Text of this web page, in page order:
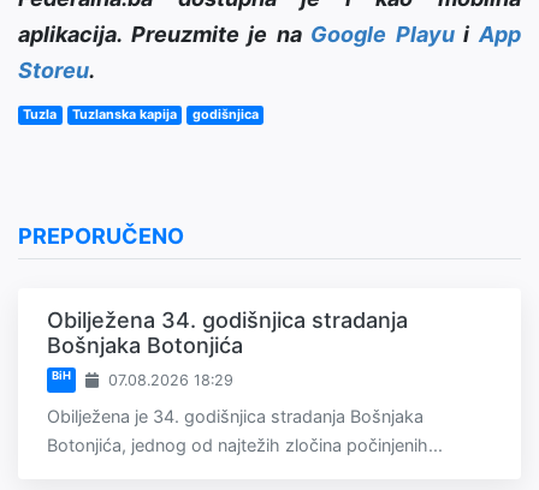
aplikacija. Preuzmite je na Google PlayuiApp
Storeu.
Tuzla Tuzlanska kapija godišnjica
PREPORUČENO
Obilježena 34. godišnjica stradanja
Bošnjaka Botonjića
BiH 07.08.2026 18:29
Obilježena je 34. godišnjica stradanja Bošnjaka
Botonjića, jednog od najtežih zločina počinjenih...